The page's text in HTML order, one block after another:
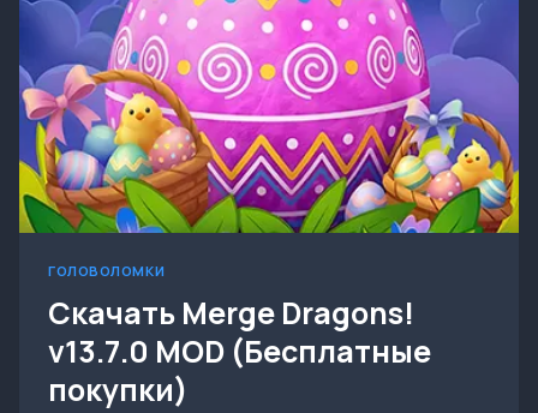
ГОЛОВОЛОМКИ
Скачать Merge Dragons!
v13.7.0 MOD (Бесплатные
покупки)